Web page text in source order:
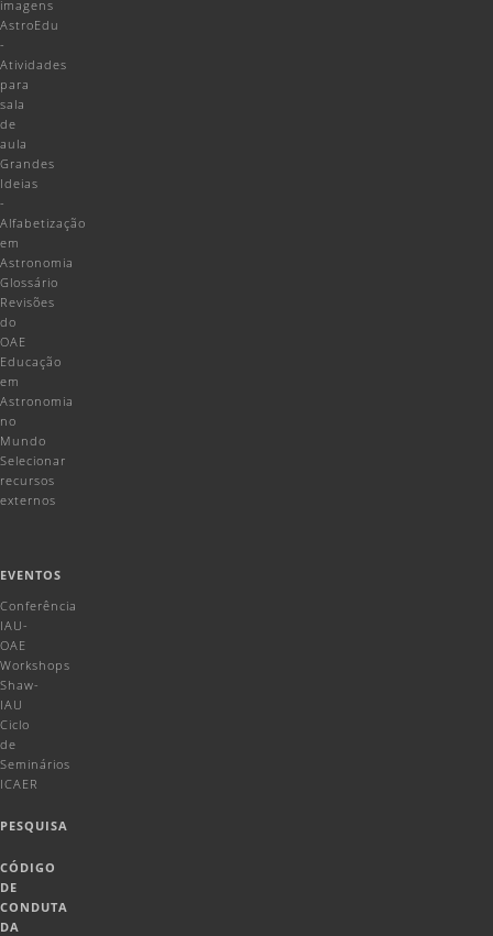
imagens
AstroEdu
-
Atividades
para
sala
de
aula
Grandes
Ideias
-
Alfabetização
em
Astronomia
Glossário
Revisões
do
OAE
Educação
em
Astronomia
no
Mundo
Selecionar
recursos
externos
EVENTOS
Conferência
IAU-
OAE
Workshops
Shaw-
IAU
Ciclo
de
Seminários
ICAER
PESQUISA
CÓDIGO
DE
CONDUTA
DA